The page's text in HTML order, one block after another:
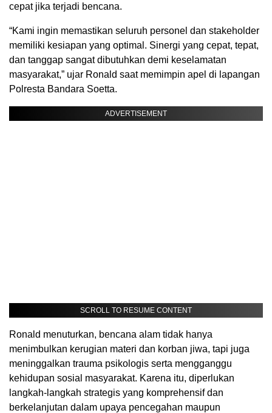
cepat jika terjadi bencana.
“Kami ingin memastikan seluruh personel dan stakeholder
memiliki kesiapan yang optimal. Sinergi yang cepat, tepat,
dan tanggap sangat dibutuhkan demi keselamatan
masyarakat,” ujar Ronald saat memimpin apel di lapangan
Polresta Bandara Soetta.
ADVERTISEMENT
SCROLL TO RESUME CONTENT
Ronald menuturkan, bencana alam tidak hanya
menimbulkan kerugian materi dan korban jiwa, tapi juga
meninggalkan trauma psikologis serta mengganggu
kehidupan sosial masyarakat. Karena itu, diperlukan
langkah-langkah strategis yang komprehensif dan
berkelanjutan dalam upaya pencegahan maupun